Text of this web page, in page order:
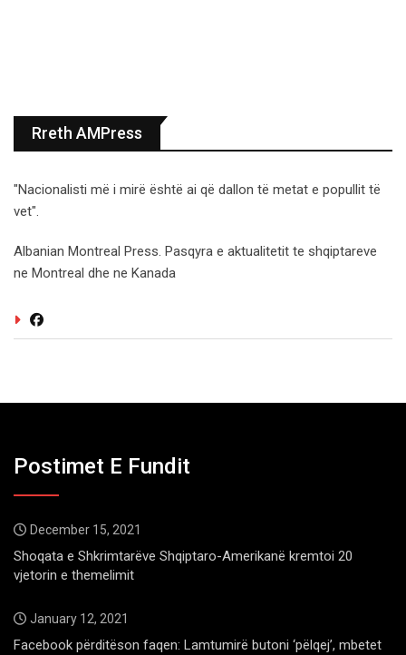
Rreth AMPress
"Nacionalisti më i mirë është ai që dallon të metat e popullit të
vet".
Albanian Montreal Press. Pasqyra e aktualitetit te shqiptareve
ne Montreal dhe ne Kanada
Postimet E Fundit
December 15, 2021
Shoqata e Shkrimtarëve Shqiptaro-Amerikanë kremtoi 20
vjetorin e themelimit
January 12, 2021
Facebook përditëson faqen: Lamtumirë butoni ‘pëlqej’, mbetet